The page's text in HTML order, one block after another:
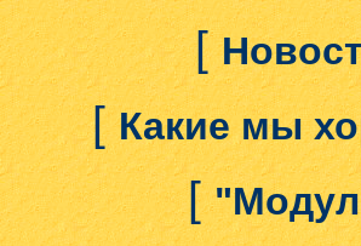
[
[Какие мы
[